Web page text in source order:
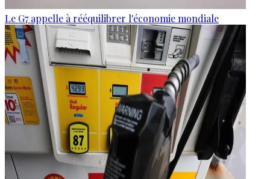
Le G7 appelle à rééquilibrer l'économie mondiale